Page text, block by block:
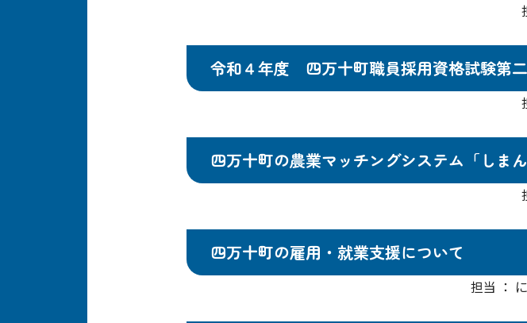
令和４年度 四万十町職員採用資格試験第
四万十町の農業マッチングシステム「しまん
四万十町の雇用・就業支援について
担当 ：